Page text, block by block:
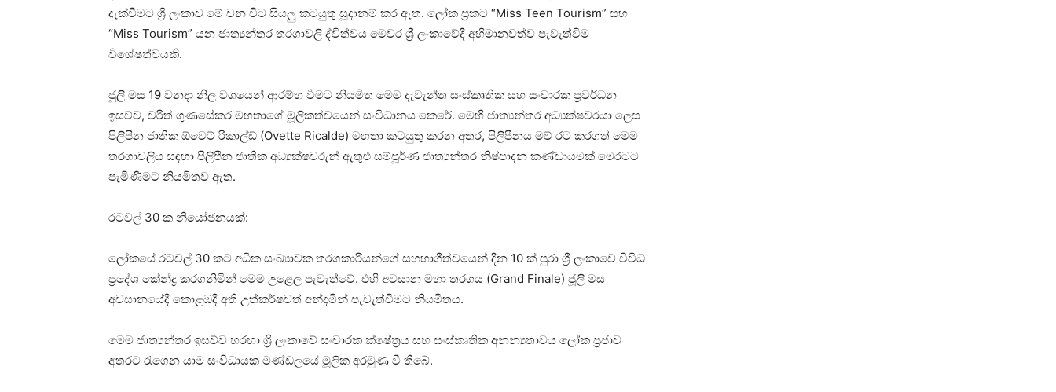
දැක්වීමට ශ්‍රී ලංකාව මේ වන විට සියලු කටයුතු සූදානම් කර ඇත. ලෝක ප්‍රකට “Miss Teen Tourism” සහ
“Miss Tourism” යන ජාත්‍යන්තර තරගාවලි ද්විත්වය මෙවර ශ්‍රී ලංකාවේදී අභිමානවත්ව පැවැත්වීම
විශේෂත්වයකි.
ජූලි මස 19 වනදා නිල වශයෙන් ආරම්භ වීමට නියමිත මෙම දැවැන්ත සංස්කෘතික සහ සංචාරක ප්‍රවර්ධන
ඉසව්ව, චරිත් ගුණසේකර මහතාගේ මූලිකත්වයෙන් සංවිධානය කෙරේ. මෙහි ජාත්‍යන්තර අධ්‍යක්ෂවරයා ලෙස
පිලිපීන ජාතික ඕවෙට් රිකාල්ඩ් (Ovette Ricalde) මහතා කටයුතු කරන අතර, පිලිපීනය මව් රට කරගත් මෙම
තරගාවලිය සඳහා පිලිපීන ජාතික අධ්‍යක්ෂවරුන් ඇතුළු සම්පූර්ණ ජාත්‍යන්තර නිෂ්පාදන කණ්ඩායමක් මෙරටට
පැමිණීමට නියමිතව ඇත.
රටවල් 30 ක නියෝජනයක්:
ලෝකයේ රටවල් 30 කට අධික සංඛ්‍යාවක තරගකාරියන්ගේ සහභාගීත්වයෙන් දින 10 ක් පුරා ශ්‍රී ලංකාවේ විවිධ
ප්‍රදේශ කේන්ද්‍ර කරගනිමින් මෙම උළෙල පැවැත්වේ. එහි අවසාන මහා තරගය (Grand Finale) ජූලි මස
අවසානයේදී කොළඹදී අති උත්කර්ෂවත් අන්දමින් පැවැත්වීමට නියමිතය.
මෙම ජාත්‍යන්තර ඉසව්ව හරහා ශ්‍රී ලංකාවේ සංචාරක ක්ෂේත්‍රය සහ සංස්කෘතික අනන්‍යතාවය ලෝක ප්‍රජාව
අතරට රැගෙන යාම සංවිධායක මණ්ඩලයේ මූලික අරමුණ වී තිබේ.